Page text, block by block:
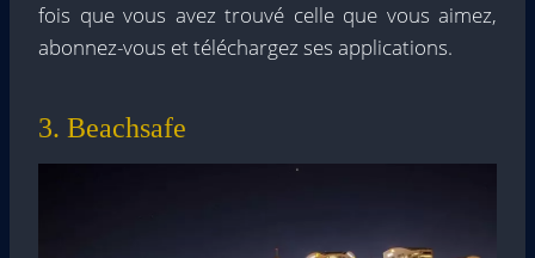
fois que vous avez trouvé celle que vous aimez,
abonnez-vous et téléchargez ses applications.
3. Beachsafe